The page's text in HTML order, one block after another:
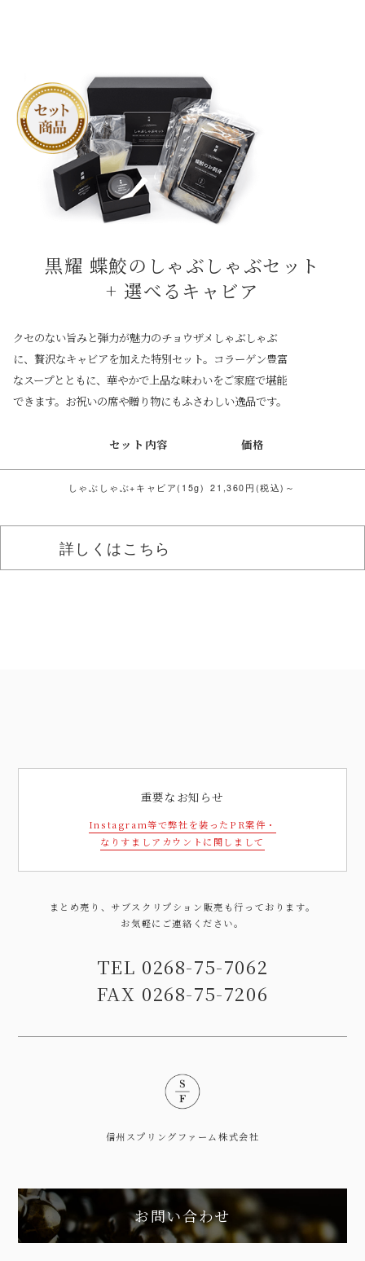
黒耀 蝶鮫のしゃぶしゃぶセット
+ 選べるキャビア
クセのない旨みと弾力が魅力のチョウザメしゃぶしゃぶ
に、贅沢なキャビアを加えた特別セット。コラーゲン豊富
なスープとともに、華やかで上品な味わいをご家庭で堪能
できます。お祝いの席や贈り物にもふさわしい逸品です。
セット内容
しゃぶしゃぶ+キャビア(15g)
価格
21,360円(税込)～
詳しくはこちら
重要なお知らせ
Instagram等で弊社を装ったPR案件・
なりすましアカウントに関しまして
まとめ売り、サブスクリプション販売も行っております。
お気軽にご連絡ください。
TEL 0268-75-7062
FAX 0268-75-7206
信州スプリングファーム株式会社
お問い合わせ